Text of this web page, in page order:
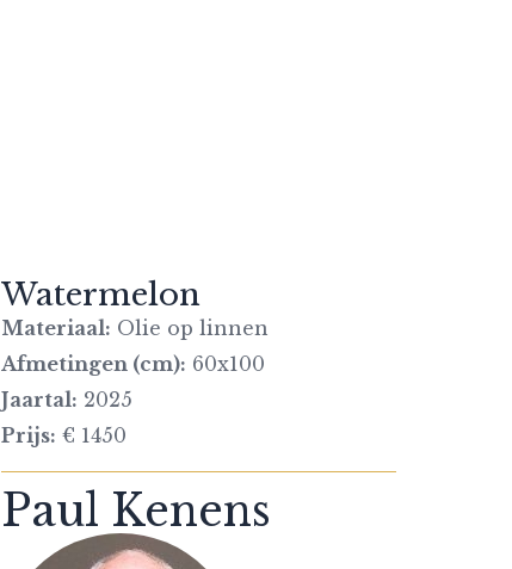
Watermelon
Materiaal: Olie op linnen
Afmetingen (cm): 60x100
Jaartal: 2025
Prijs: € 1450
Paul Kenens